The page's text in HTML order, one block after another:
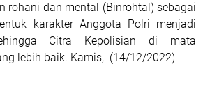
rohani dan mental (Binrohtal) sebagai
karakter Anggota Polri menjadi
Citra Kepolisian di mata
lebih baik. Kamis, (14/12/2022)